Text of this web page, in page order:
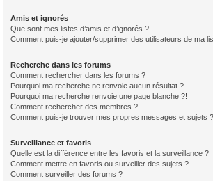
Amis et ignorés
Que sont mes listes d’amis et d’ignorés ?
Comment puis-je ajouter/supprimer des utilisateurs de ma
Recherche dans les forums
Comment rechercher dans les forums ?
Pourquoi ma recherche ne renvoie aucun résultat ?
Pourquoi ma recherche renvoie une page blanche ?!
Comment rechercher des membres ?
Comment puis-je trouver mes propres messages et sujets ?
Surveillance et favoris
Quelle est la différence entre les favoris et la surveillance ?
Comment mettre en favoris ou surveiller des sujets ?
Comment surveiller des forums ?